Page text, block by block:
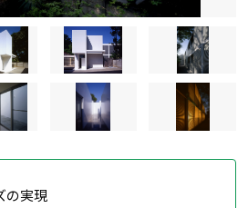
の実現